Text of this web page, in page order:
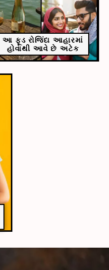
આ ફૂડ રોજિંદા આહારમાં
હોવાથી આવે છે અટેક